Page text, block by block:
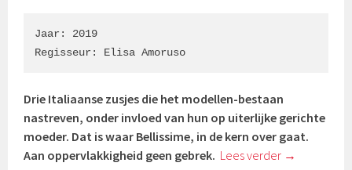
Jaar: 2019
Regisseur: Elisa Amoruso
Drie Italiaanse zusjes die het modellen-bestaan
nastreven, onder invloed van hun op uiterlijke gerichte
moeder. Dat is waar Bellissime, in de kern over gaat.
Aan oppervlakkigheid geen gebrek. Lees verder →